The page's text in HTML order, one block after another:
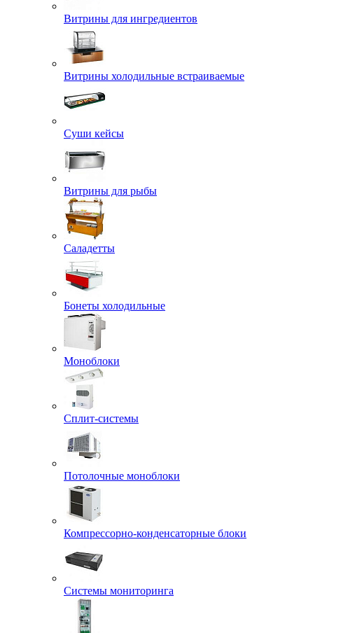
Витрины для ингредиентов
Витрины холодильные встраиваемые
Суши кейсы
Витрины для рыбы
Саладетты
Бонеты холодильные
Моноблоки
Сплит-системы
Потолочные моноблоки
Компрессорно-конденсаторные блоки
Системы мониторинга